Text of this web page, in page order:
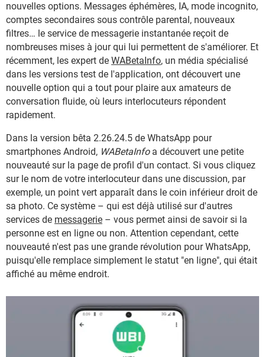
nouvelles options. Messages éphémères, IA, mode incognito,
comptes secondaires sous contrôle parental, nouveaux
filtres… le service de messagerie instantanée reçoit de
nombreuses mises à jour qui lui permettent de s'améliorer. Et
récemment, les expert de WABetaInfo, un média spécialisé
dans les versions test de l'application, ont découvert une
nouvelle option qui a tout pour plaire aux amateurs de
conversation fluide, où leurs interlocuteurs répondent
rapidement.
Dans la version bêta 2.26.24.5 de WhatsApp pour
smartphones Android, WABetaInfoa découvert une petite
nouveauté sur la page de profil d'un contact. Si vous cliquez
sur le nom de votre interlocuteur dans une discussion, par
exemple, un point vert apparaît dans le coin inférieur droit de
sa photo. Ce système – qui est déjà utilisé sur d'autres
services de messagerie – vous permet ainsi de savoir si la
personne est en ligne ou non. Attention cependant, cette
nouveauté n'est pas une grande révolution pour WhatsApp,
puisqu'elle remplace simplement le statut "en ligne", qui était
affiché au même endroit.